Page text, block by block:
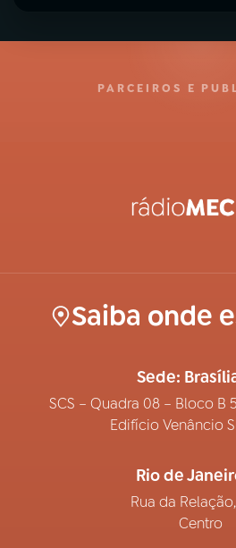
PARCEIROS E
Saiba onde
Sede:
SCS – Quadra 08 – Bloco B
Edifício Venâncio
Rio de
Rua da
Centro